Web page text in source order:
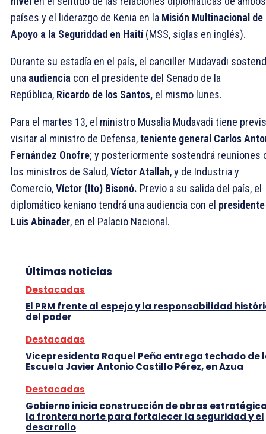
países y el liderazgo de Kenia en la Misión Multinacional de
Apoyo a la Seguriddad en Haití(MSS, siglas en inglés).
Durante su estadía en el país, el canciller Mudavadi
una audiencia con el presidente del Senado de la
República, Ricardo de los Santos, el mismo lunes.
Para el martes 13, el ministro Musalia Mudavadi tiene
visitar al ministro de Defensa,teniente general Carlos
Fernández Onofre; y posteriormente sostendrá reuniones
los ministros de Salud,Víctor Atallah, y de Industria y
Comercio,Víctor (Ito) Bisonó. Previo a su salida del país, el
diplomático keniano tendrá una audiencia con el presidente
Luis Abinader, en el Palacio Nacional.
Últimas noticias
Destacadas
El PRM frente al espejo y la responsabilidad
del poder
Destacadas
Vicepresidenta Raquel Peña entrega techado de
Escuela Javier Antonio Castillo Pérez, en Azua
Destacadas
Gobierno inicia construcción de obras
la frontera norte para fortalecer la seguridad y el
desarrollo